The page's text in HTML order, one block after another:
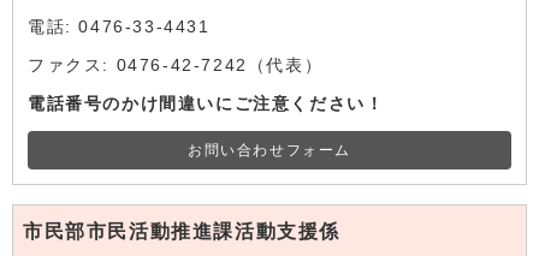
電話: 0476-33-4431
ファクス: 0476-42-7242（代表）
電話番号のかけ間違いにご注意ください！
お問い合わせフォーム
市民部市民活動推進課活動支援係